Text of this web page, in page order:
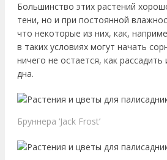
Большинство этих растений
тени, но и при постоянной
что некоторые из них, как,
в таких условиях могут начать
ничего не остается, как
дна.
Бруннера ‘Jack Frost’